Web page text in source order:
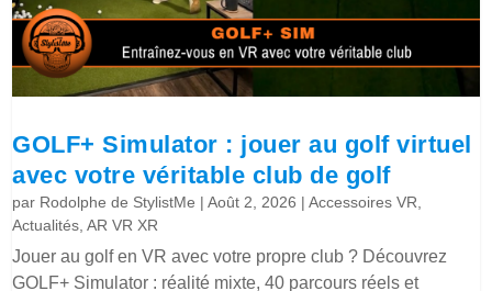
GOLF+ Simulator : jouer au golf virtuel
avec votre véritable club de golf
par Rodolphe de StylistMe |Août 2, 2026 |Accessoires VR
Actualités ,AR VR XR
Jouer au golf en VR avec votre propre club ? Découvrez
GOLF+ Simulator : réalité mixte, 40 parcours réels et